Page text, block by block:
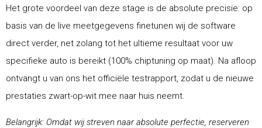
Het grote voordeel van deze stage is de absolute precisie: op
basis van de live meetgegevens finetunen wij de software
direct verder, net zolang tot het ultieme resultaat voor uw
specifieke auto is bereikt (100% chiptuning op maat). Na afloop
ontvangt u van ons het officiële testrapport, zodat u de nieuwe
prestaties zwart-op-wit mee naar huis neemt.
Belangrijk: Omdat wij streven naar absolute perfectie, reserveren